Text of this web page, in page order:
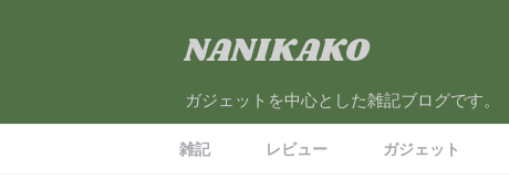
NANIKAKO
ガジェットを中心とした雑記ブログです。
雑記 レビュー ガジェット